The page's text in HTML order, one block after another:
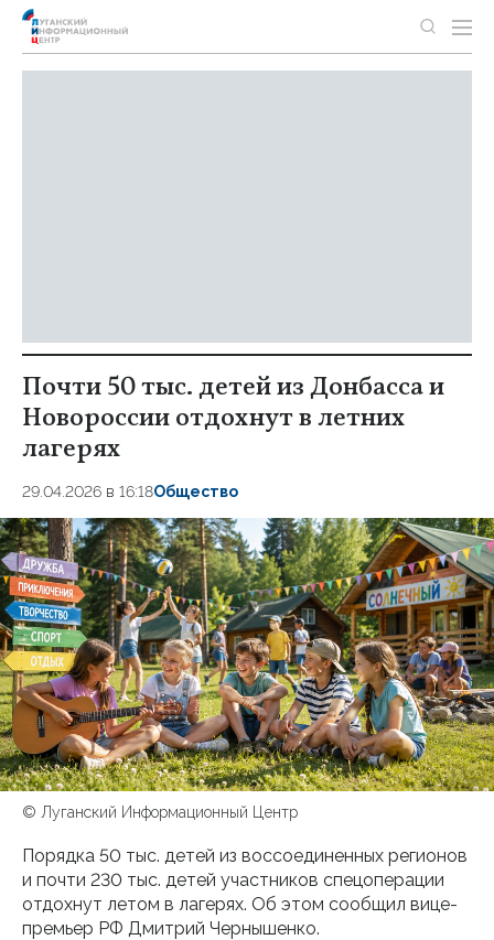
Почти 50 тыс. детей из Донбасса и
Новороссии отдохнут в летних
лагерях
29.04.2026 в 16:18Общество
© Луганский Информационный Центр
Порядка 50 тыс. детей из воссоединенных регионов
и почти 230 тыс. детей участников спецоперации
отдохнут летом в лагерях. Об этом сообщил вице-
премьер РФ Дмитрий Чернышенко.